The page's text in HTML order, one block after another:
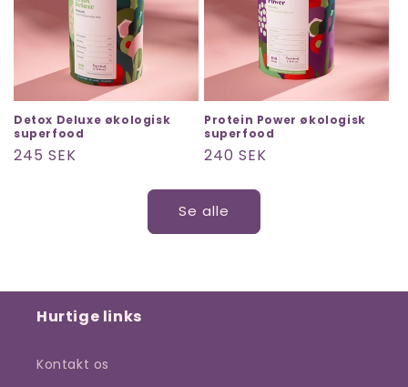
Detox Deluxe økologisk
superfood
Normalpris
245 SEK
Protein Power økologisk
superfood
Normalpris
240 SEK
Se alle
Hurtige links
Kontakt os